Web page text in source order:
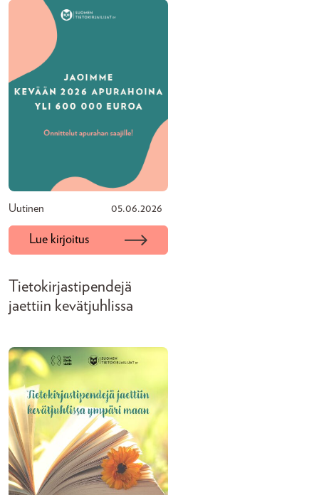
Uutinen 05.06.2026
Lue kirjoitus
Tietokirjastipendejä
jaettiin kevätjuhlissa